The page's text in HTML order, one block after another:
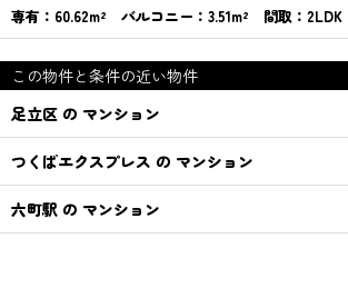
専有：60.62m² バルコニー：3.51m² 間取：2LDK
この物件と条件の近い物件
足立区 の マンション
つくばエクスプレス の マンション
六町駅 の マンション